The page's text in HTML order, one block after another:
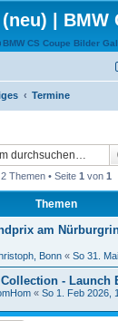
| BMW
BMW CS Coupe Bilder
Termine
2 Themen • Seite 1 von 1
Themen
am
Bonn « So 31.
- Launch
« So 1. Feb 2026,